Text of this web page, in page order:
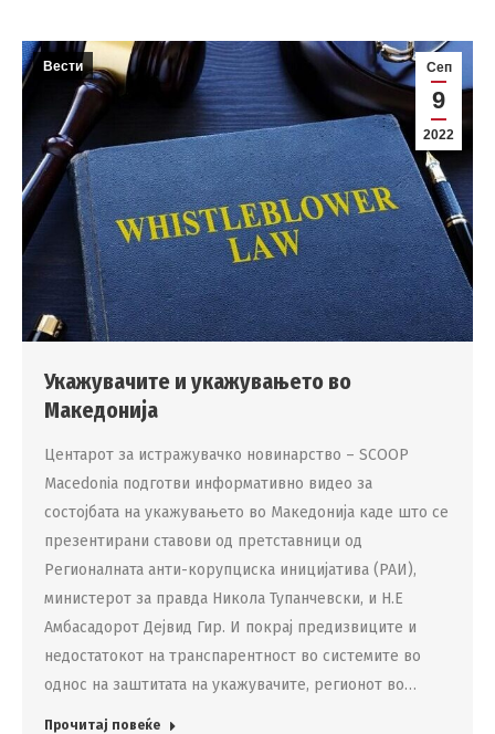
Сеп
9
2022
Вести
Укажувачите и укажувањето во
Македонија
Центарот за истражувачко новинарство – SCOOP
Macedonia подготви информативно видео за
состојбата на укажувањето во Македонија каде што се
презентирани ставови од претставници од
Регионалната анти-корупциска иницијатива (РАИ),
министерот за правда Никола Тупанчевски, и Н.Е
Амбасадорот Дејвид Гир. И покрај предизвиците и
недостатокот на транспарентност во системите во
однос на заштитата на укажувачите, регионот во…
Прочитај повеќе